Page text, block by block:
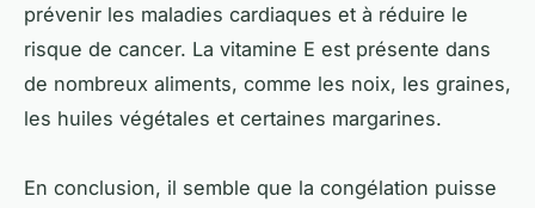
prévenir les maladies cardiaques et à réduire le
risque de cancer. La vitamine E est présente dans
de nombreux aliments, comme les noix, les graines,
les huiles végétales et certaines margarines.
En conclusion, il semble que la congélation puisse